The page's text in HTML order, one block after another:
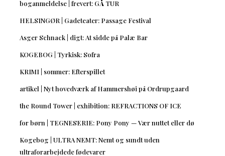
boganmeldelse | frevert: GÅ TUR
HELSINGØR | Gadeteater: Passage Festival
Asger Schnack | digt: At sidde på Palæ Bar
KOGEBOG | Tyrkisk: Sofra
KRIMI | sommer: Efterspillet
artikel | Nyt hovedværk af Hammershøi på Ordrupgaard
the Round Tower | exhibition: REFRACTIONS OF ICE
for børn | TEGNESERIE: Pony Pony — Vær nuttet eller dø
Kogebog | ULTRA NEMT: Nemt og sundt uden
ultraforarbejdede fødevarer